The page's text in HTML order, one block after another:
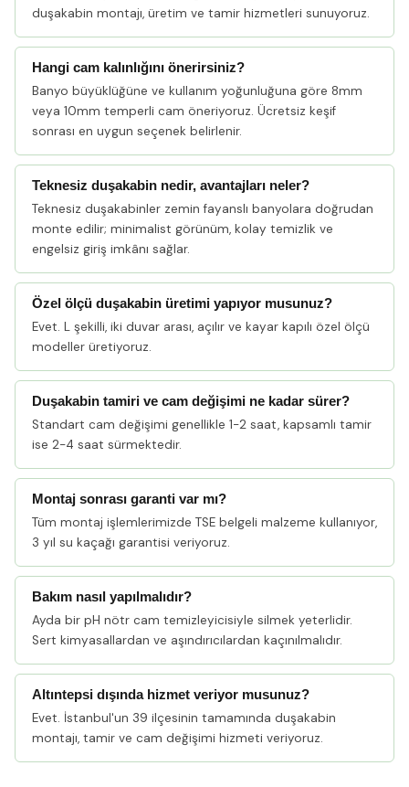
duşakabin montajı, üretim ve tamir hizmetleri sunuyoruz.
Hangi cam kalınlığını önerirsiniz?
Banyo büyüklüğüne ve kullanım yoğunluğuna göre 8mm
veya 10mm temperli cam öneriyoruz. Ücretsiz keşif
sonrası en uygun seçenek belirlenir.
Teknesiz duşakabin nedir, avantajları neler?
Teknesiz duşakabinler zemin fayanslı banyolara doğrudan
monte edilir; minimalist görünüm, kolay temizlik ve
engelsiz giriş imkânı sağlar.
Özel ölçü duşakabin üretimi yapıyor musunuz?
Evet. L şekilli, iki duvar arası, açılır ve kayar kapılı özel ölçü
modeller üretiyoruz.
Duşakabin tamiri ve cam değişimi ne kadar sürer?
Standart cam değişimi genellikle 1-2 saat, kapsamlı tamir
ise 2-4 saat sürmektedir.
Montaj sonrası garanti var mı?
Tüm montaj işlemlerimizde TSE belgeli malzeme kullanıyor,
3 yıl su kaçağı garantisi veriyoruz.
Bakım nasıl yapılmalıdır?
Ayda bir pH nötr cam temizleyicisiyle silmek yeterlidir.
Sert kimyasallardan ve aşındırıcılardan kaçınılmalıdır.
Altıntepsi dışında hizmet veriyor musunuz?
Evet. İstanbul'un 39 ilçesinin tamamında duşakabin
montajı, tamir ve cam değişimi hizmeti veriyoruz.